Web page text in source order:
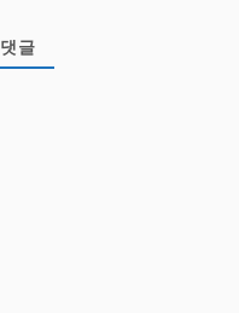
댓글